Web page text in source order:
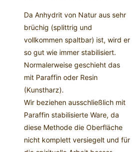
Da Anhydrit von Natur aus sehr
brüchig (splittrig und
vollkommen spaltbar) ist, wird er
so gut wie immer stabilisiert.
Normalerweise geschieht das
mit Paraffin oder Resin
(Kunstharz).
Wir beziehen ausschließlich mit
Paraffin stabilisierte Ware, da
diese Methode die Oberfläche
nicht komplett versiegelt und für